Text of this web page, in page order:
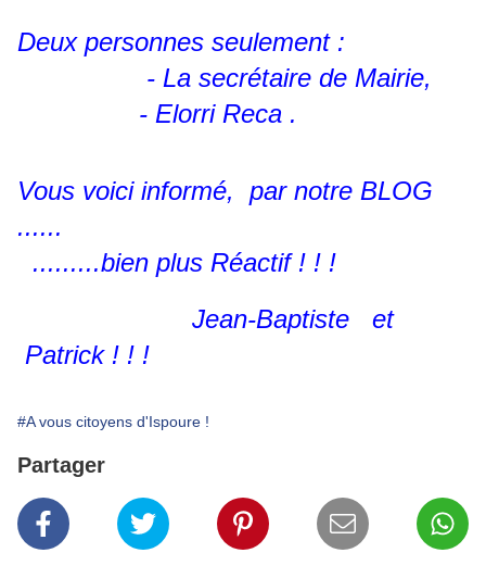
Deux personnes seulement :
- La secrétaire de Mairie,
- Elorri Reca .
Vous voici informé, par notre BLOG
......
.........bien plus Réactif ! ! !
Jean-Baptiste et
Patrick ! ! !
#A vous citoyens d'Ispoure !
Partager